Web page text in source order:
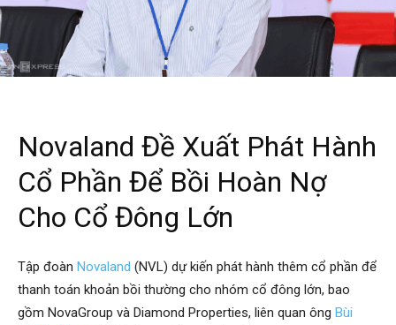
Novaland Đề Xuất Phát Hành
Cổ Phần Để Bồi Hoàn Nợ
Cho Cổ Đông Lớn
Tập đoàn Novaland (NVL) dự kiến phát hành thêm cổ phần để
thanh toán khoản bồi thường cho nhóm cổ đông lớn, bao
gồm NovaGroup và Diamond Properties, liên quan ông Bùi